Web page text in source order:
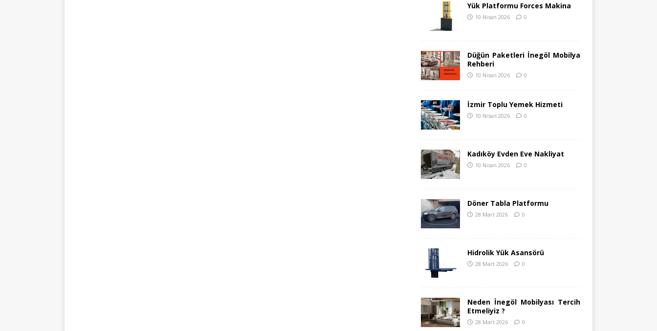
Yük Platformu Forces Makina
10 Nisan 2026 0
Düğün Paketleri İnegöl Mobilya
Rehberi
10 Nisan 2026 0
İzmir Toplu Yemek Hizmeti
10 Nisan 2026 0
Kadıköy Evden Eve Nakliyat
10 Nisan 2026 0
Döner Tabla Platformu
28 Mart 2026 0
Hidrolik Yük Asansörü
28 Mart 2026 0
Neden İnegöl Mobilyası Tercih
Etmeliyiz ?
28 Mart 2026 0